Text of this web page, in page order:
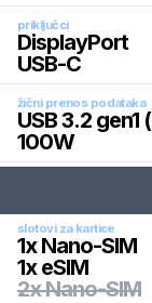
priključci
DisplayPort
USB-C
žični prenos podataka
USB 3.2 gen1
100W
slotovi za kartice
1x Nano-SIM
1x eSIM
2x Nano-SIM